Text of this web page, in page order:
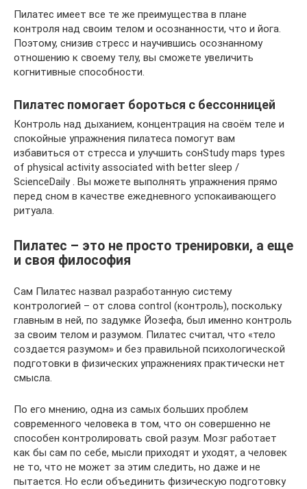
Пилатес имеет все те же преимущества в плане
контроля над своим телом и осознанности, что и йога.
Поэтому, снизив стресс и научившись осознанному
отношению к своему телу, вы сможете увеличить
когнитивные способности.
Пилатес помогает бороться с бессонницей
Контроль над дыханием, концентрация на своём теле и
спокойные упражнения пилатеса помогут вам
избавиться от стресса и улучшить сонStudy maps types
of physical activity associated with better sleep /
ScienceDaily . Вы можете выполнять упражнения прямо
перед сном в качестве ежедневного успокаивающего
ритуала.
Пилатес – это не просто тренировки, а еще
и своя философия
Сам Пилатес назвал разработанную систему
контрологией – от слова control (контроль), поскольку
главным в ней, по задумке Йозефа, был именно контроль
за своим телом и разумом. Пилатес считал, что «тело
создается разумом» и без правильной психологической
подготовки в физических упражнениях практически нет
смысла.
По его мнению, одна из самых больших проблем
современного человека в том, что он совершенно не
способен контролировать свой разум. Мозг работает
как бы сам по себе, мысли приходят и уходят, а человек
не то, что не может за этим следить, но даже и не
пытается. Но если объединить физическую подготовку